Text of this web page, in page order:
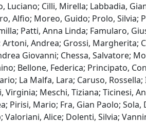
Cilli, Mirella; Labbadia,
Alfio; Moreo, Guido; Prolo, Silvia;
Patti, Anna Linda; Famularo,
Andrea; Grossi, Margherita;
Giovanni; Chessa, Salvatore;
Bellone, Federica; Principato,
La Malfa, Lara; Caruso, Rossella;
Meschi, Tiziana; Ticinesi,
Mario; Fra, Gian Paolo; Sola,
Alice; Dolenti, Silvia;